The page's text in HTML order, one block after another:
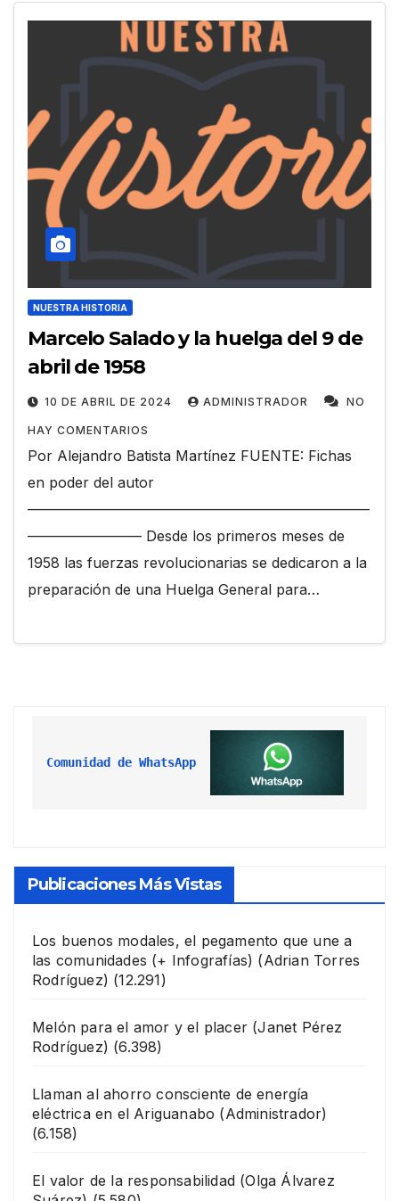
NUESTRA HISTORIA
Marcelo Salado y la huelga del 9 de
abril de 1958
10 DE ABRIL DE 2024 ADMINISTRADOR NO
HAY COMENTARIOS
Por Alejandro Batista Martínez FUENTE: Fichas
en poder del autor
————————————————————————
———————— Desde los primeros meses de
1958 las fuerzas revolucionarias se dedicaron a la
preparación de una Huelga General para…
Comunidad de WhatsApp
Publicaciones Más Vistas
Los buenos modales, el pegamento que une a
las comunidades (+ Infografías) (Adrian Torres
Rodríguez) (12.291)
Melón para el amor y el placer (Janet Pérez
Rodríguez) (6.398)
Llaman al ahorro consciente de energía
eléctrica en el Ariguanabo (Administrador)
(6.158)
El valor de la responsabilidad (Olga Álvarez